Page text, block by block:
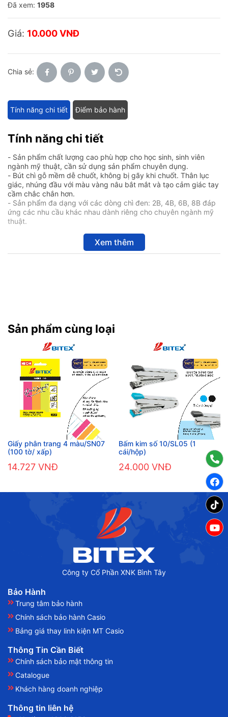
Đã xem: 1958
Giá: 10.000 VNĐ
Chia sẻ:
Tính năng chi tiết Điểm bảo hành
Tính năng chi tiết
- Sản phẩm chất lượng cao phù hợp cho học sinh, sinh viên
ngành mỹ thuật, cần sử dụng sản phẩm chuyên dụng.
- Bút chì gỗ mềm dễ chuốt, không bị gãy khi chuốt. Thân lục
giác, nhúng đầu với màu vàng nâu bắt mắt và tạo cảm giác tay
cầm chắc chắn hơn.
- Sản phẩm đa dạng với các dòng chì đen: 2B, 4B, 6B, 8B đáp
ứng các nhu cầu khác nhau dành riêng cho chuyên ngành mỹ
thuật.
Xem thêm
Sản phẩm cùng loại
Giấy phân trang 4 màu/SN07
(100 tờ/ xấp)
14.727 VNĐ
Bấm kim số 10/SL05 (1
cái/hộp)
24.000 VNĐ
Công ty Cổ Phần XNK Bình Tây
Bảo Hành
Trung tâm bảo hành
Chính sách bảo hành Casio
Bảng giá thay linh kiện MT Casio
Thông Tin Cần Biết
Chính sách bảo mật thông tin
Catalogue
Khách hàng doanh nghiệp
Thông tin liên hệ